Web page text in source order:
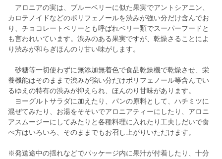
アロニアの実は、ブルーベリーに似た果実でアントシアニン、
カロテノイドなどのポリフェノールを渋みが強い分だけ含んでお
り、チョコレートベリーとも呼ばれベリー類でスーパーフードと
も言われいています。渋みのある果実ですが、乾燥さることによ
り渋みが和らぎほんのり甘い味がします。
砂糖等一切使わずに無添加無着色で食品乾燥機で乾燥させ、栄
養機能はそのままで渋みが強い分だけポリフェノール等含んでい
るゆえの特有の渋みが抑えられ、ほんのり甘味があります。
ヨーグルトサラダに加えたり、パンの原料として、ハチミツに
混ぜてみたり、お湯をそそいでアロニアティーにしたり、アロニ
アスムージーにしてみたりと各種料理に入れたり工夫しだいで食
べ方はいろいろ、そのままでもお召し上がりいただけます。
※発送途中の揺れなどでパッケージ内に果汁が付着したり、十分